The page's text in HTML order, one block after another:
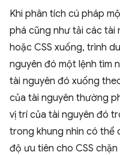
Khi phân tích cú pháp
phá cũng như tải các tài
hoặc CSS xuống, trình
nguyên đó một lệnh tìm
tài nguyên đó xuống
của tài nguyên thường
vị trí của tài nguyên đó
trong khung nhìn có thể
độ ưu tiên cho CSS